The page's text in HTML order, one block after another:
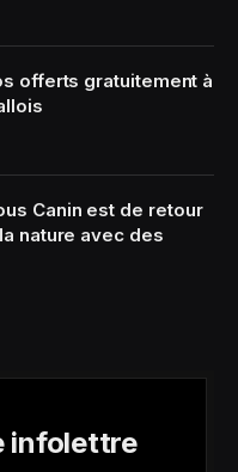
offerts gratuitement à
Canin est de retour
nature avec des
infolettre